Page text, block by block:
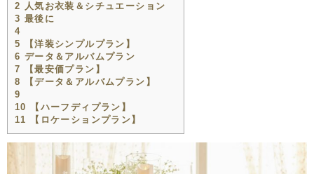
2 人気お衣装＆シチュエーション
3 最後に
4
5 【洋装シンプルプラン】
6 データ＆アルバムプラン
7 【最安価プラン】
8 【データ＆アルバムプラン】
9
10
【ハーフディプラン】
11
【ロケーションプラン】